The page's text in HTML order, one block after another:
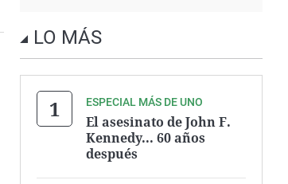
LO MÁS
ESPECIAL MÁS DE UNO
El asesinato de John F.
Kennedy... 60 años
después